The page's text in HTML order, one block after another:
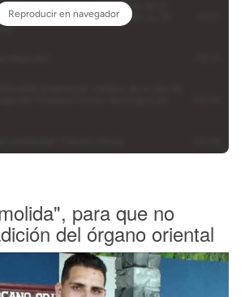
para que no
del órgano oriental